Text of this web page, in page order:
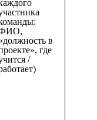
в
где
/